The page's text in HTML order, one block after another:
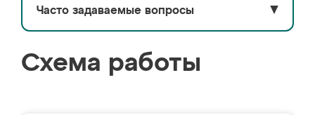
Часто задаваемые вопросы ▼
Схема работы